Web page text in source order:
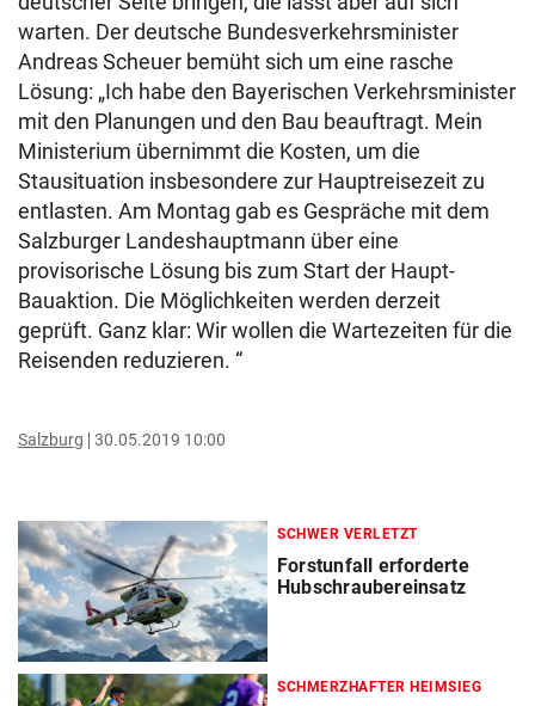
warten. Der deutsche Bundesverkehrsminister
Andreas Scheuer bemüht sich um eine rasche
Lösung: „Ich habe den Bayerischen Verkehrsminister
mit den Planungen und den Bau beauftragt. Mein
Ministerium übernimmt die Kosten, um die
Stausituation insbesondere zur Hauptreisezeit zu
entlasten. Am Montag gab es Gespräche mit dem
Salzburger Landeshauptmann über eine
provisorische Lösung bis zum Start der Haupt-
Bauaktion. Die Möglichkeiten werden derzeit
geprüft. Ganz klar: Wir wollen die Wartezeiten für die
Reisenden reduzieren. “
Salzburg 30.05.2019 10:00
SCHWER VERLETZT
Forstunfall erforderte
Hubschraubereinsatz
SCHMERZHAFTER HEIMSIEG